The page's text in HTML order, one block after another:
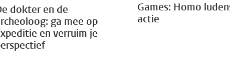
dokter en de
ga mee op
en verruim je
Games: Homo
actie